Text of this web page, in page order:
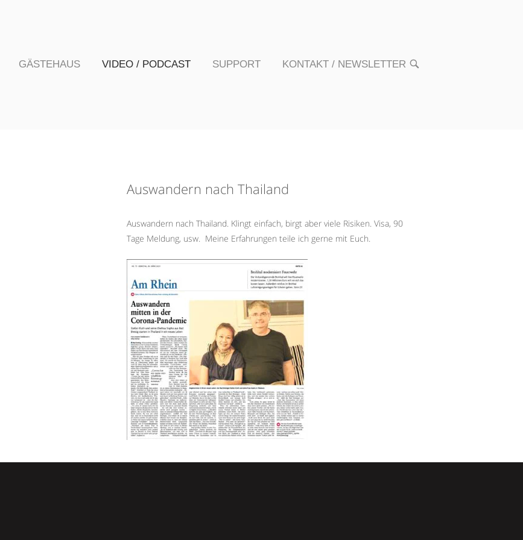
GÄSTEHAUS VIDEO / PODCAST SUPPORT KONTAKT / NEWSLETTER OPEN
Auswandern nach Thailand
Auswandern nach Thailand. Klingt einfach, birgt aber viele Risiken. Visa, 90
Tage Meldung, usw. Meine Erfahrungen teile ich gerne mit Euch.